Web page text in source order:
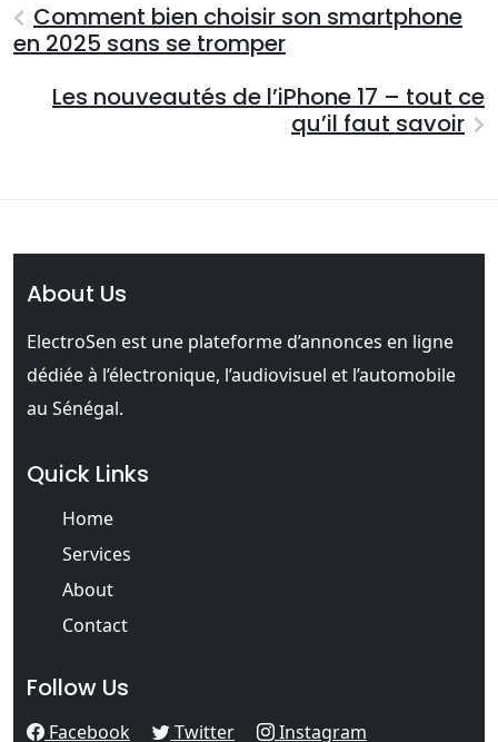
Comment bien choisir son smartphone
en 2025 sans se tromper
Les nouveautés de l’iPhone 17 – tout ce
qu’il faut savoir
About Us
ElectroSen est une plateforme d’annonces en ligne
dédiée à l’électronique, l’audiovisuel et l’automobile
au Sénégal.
Quick Links
Home
Services
About
Contact
Follow Us
Facebook Twitter Instagram